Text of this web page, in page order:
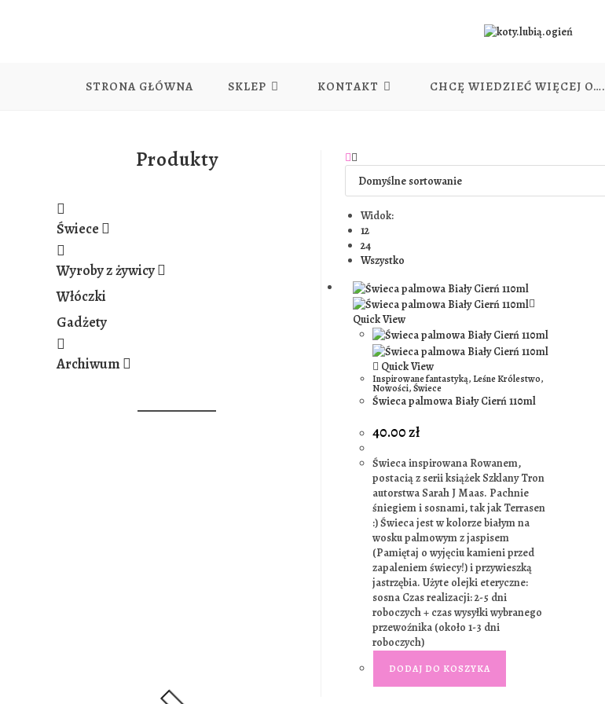
STRONA GŁÓWNA SKLEP KONTAKT CHCĘ WIEDZIEĆ WIĘCEJ O….
Widok:
12
24
Wszystko
Quick View
Quick View
Inspirowane fantastyką, Leśne Królestwo,
Nowości,Świece
Świeca palmowa Biały Cierń 110ml
40.00zł
Świeca inspirowana Rowanem,
postacią z serii książek Szklany Tron
autorstwa Sarah J Maas. Pachnie
śniegiem i sosnami, tak jak Terrasen
:) Świeca jest w kolorze białym na
wosku palmowym z jaspisem
(Pamiętaj o wyjęciu kamieni przed
zapaleniem świecy!) i przywieszką
jastrzębia. Użyte olejki eteryczne:
sosna Czas realizacji: 2-5 dni
roboczych + czas wysyłki wybranego
przewoźnika (około 1-3 dni
roboczych)
DODAJ DO KOSZYKA
Produkty
Świece
Wyroby z żywicy
Włóczki
Gadżety
Archiwum